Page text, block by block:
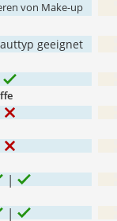
von Make-up
geeignet